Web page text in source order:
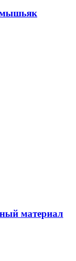
мышьяк
материал